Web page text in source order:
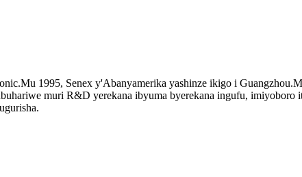
1995, Senex y'Abanyamerika yashinze ikigo i
muri R&D yerekana ibyuma byerekana ingufu, imiyoboro